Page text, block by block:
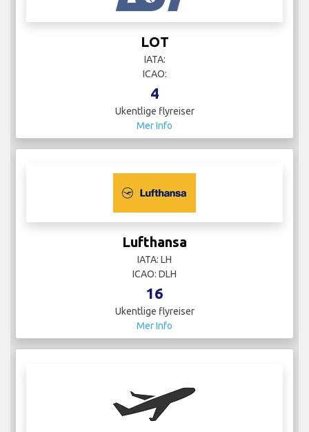
LOT
IATA:
ICAO:
4
Ukentlige flyreiser
Mer Info
Lufthansa
IATA: LH
ICAO: DLH
16
Ukentlige flyreiser
Mer Info